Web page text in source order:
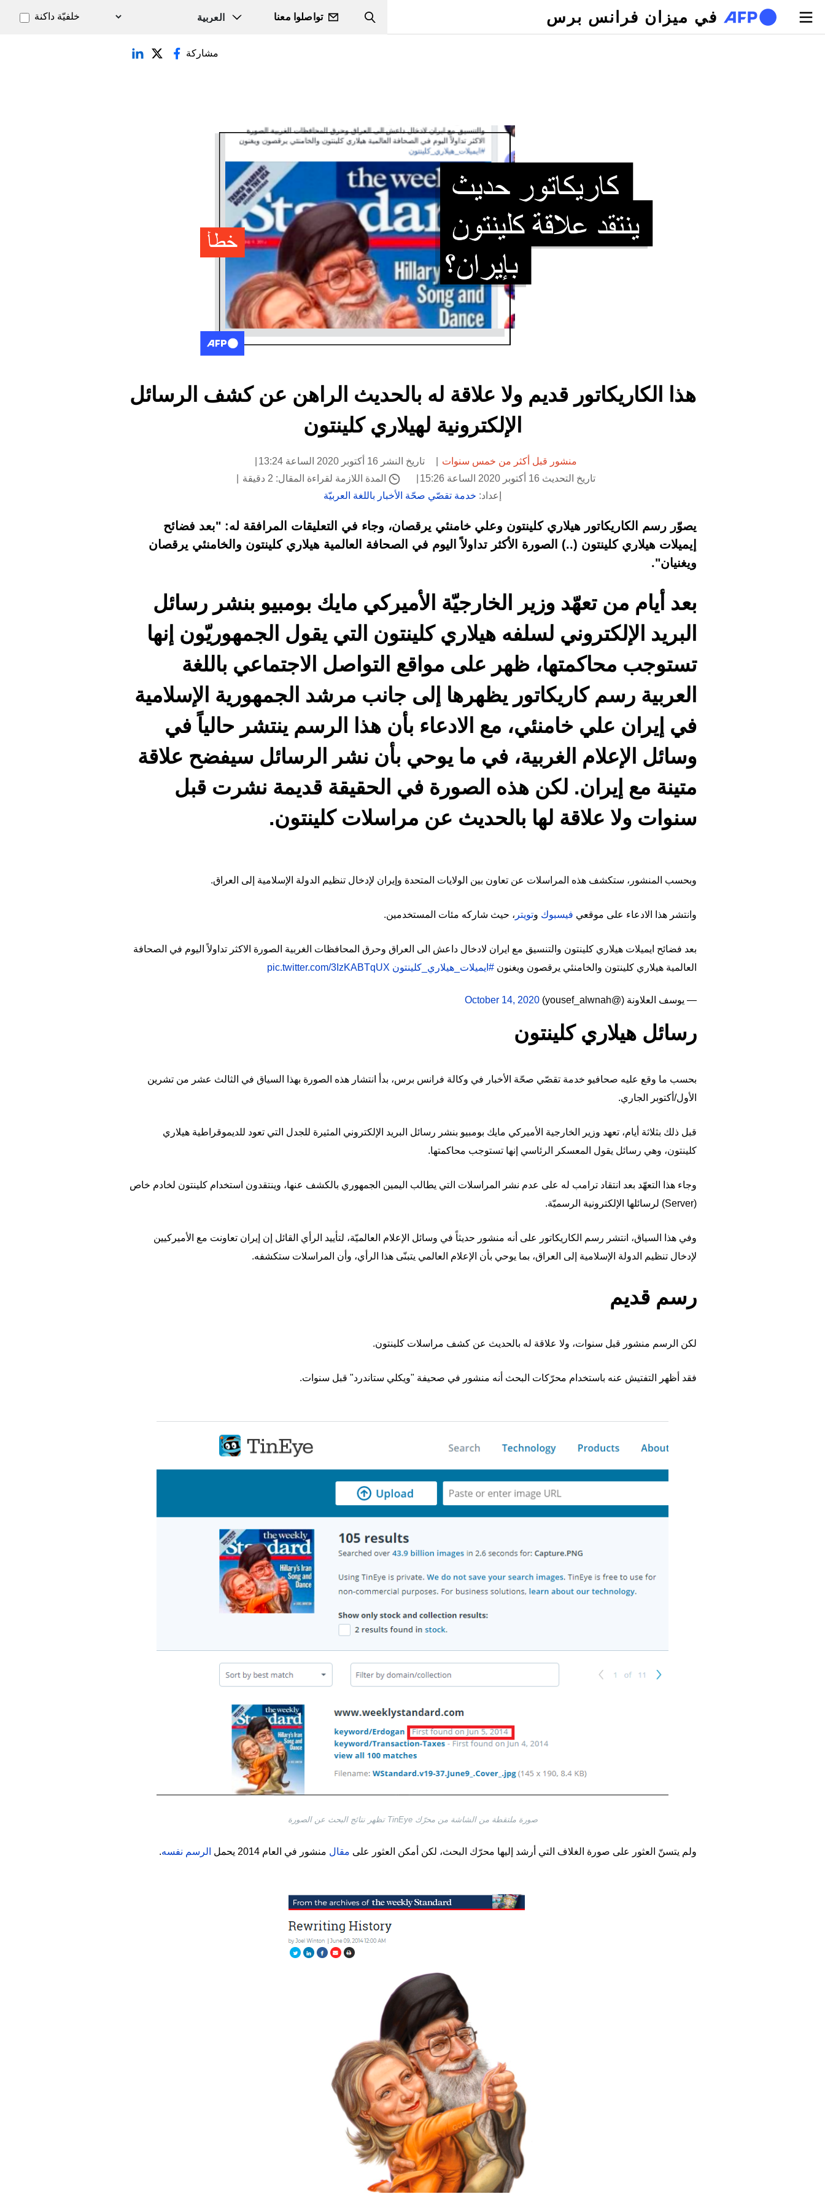
تجاوز إلى المحتوى الرئيسي
في ميزان فرانس برس Search
تواصلوا معنا خلفيّة داكنة
التبويبات الأساسية مشاركة
هذا الكاريكاتور قديم ولا علاقة له بالحديث الراهن عن كشف الرسائل
الإلكترونية لهيلاري كلينتون
منشور قبل أكثر من خمس سنوات
تاريخ النشر 16 أكتوبر 2020 الساعة 13:24
تاريخ التحديث 16 أكتوبر 2020 الساعة 15:26
المدة اللازمة لقراءة المقال: 2 دقيقة
إعداد: خدمة تقصّي صحّة الأخبار باللغة العربيّة
يصوّر رسم الكاريكاتور هيلاري كلينتون وعلي خامنئي يرقصان، وجاء في التعليقات المرافقة له: "بعد فضائح
إيميلات هيلاري كلينتون (..)
الصورة الأكثر تداولاً اليوم في الصحافة العالمية هيلاري كلينتون والخامنئي يرقصان
ويغنيان".
بعد أيام من تعهّد وزير الخارجيّة الأميركي مايك بومبيو بنشر رسائل
البريد الإلكتروني لسلفه هيلاري كلينتون التي يقول الجمهوريّون إنها
تستوجب محاكمتها، ظهر على مواقع التواصل الاجتماعي باللغة
العربية رسم كاريكاتور يظهرها إلى جانب مرشد الجمهورية الإسلامية
في إيران علي خامنئي، مع الادعاء بأن هذا الرسم ينتشر حالياً في
وسائل الإعلام الغربية، في ما يوحي بأن نشر الرسائل سيفضح علاقة
متينة مع إيران. لكن هذه الصورة في الحقيقة قديمة نشرت قبل
سنوات ولا علاقة لها بالحديث عن مراسلات كلينتون.
وبحسب المنشور، ستكشف هذه المراسلات عن تعاون بين الولايات المتحدة وإيران لإدخال تنظيم الدولة الإسلامية إلى العراق.
وانتشر هذا الادعاء على موقعي فيسبوك وتويتر ، حيث شاركه مئات المستخدمين.
بعد فضائح ايميلات هيلاري كلينتون والتنسيق مع ايران لادخال داعش الى العراق وحرق المحافظات الغربية الصورة الاكثر تداولاً اليوم في الصحافة
العالمية هيلاري كلينتون والخامنئي يرقصون ويغنون #ايميلات_هيلاري_كلينتون pic.twitter.com/3IzKABTqUX
— يوسف العلاونة (@yousef_alwnah) October 14, 2020
رسائل هيلاري كلينتون
بحسب ما وقع عليه صحافيو خدمة تقصّي صحّة الأخبار في وكالة فرانس برس، بدأ انتشار هذه الصورة بهذا السياق في الثالث عشر من تشرين
الأول/أكتوبر الجاري.
قبل ذلك بثلاثة أيام، تعهد وزير الخارجية الأميركي مايك بومبيو بنشر رسائل البريد الإلكتروني المثيرة للجدل التي تعود للديموقراطية هيلاري
كلينتون، وهي رسائل يقول المعسكر الرئاسي إنها تستوجب محاكمتها.
وجاء هذا التعهّد بعد انتقاد ترامب له على عدم نشر المراسلات التي يطالب اليمين الجمهوري بالكشف عنها، وينتقدون استخدام كلينتون لخادم خاص
(Server) لرسائلها الإلكترونية الرسميّة.
وفي هذا السياق، انتشر رسم الكاريكاتور على أنه منشور حديثاً في وسائل الإعلام العالميّة، لتأييد الرأي القائل إن إيران تعاونت مع الأميركيين
لإدخال تنظيم الدولة الإسلامية إلى العراق، بما يوحي بأن الإعلام العالمي يتبنّى هذا الرأي، وأن المراسلات ستكشفه.
رسم قديم
لكن الرسم منشور قبل سنوات، ولا علاقة له بالحديث عن كشف مراسلات كلينتون.
فقد أظهر التفتيش عنه باستخدام محرّكات البحث أنه منشور في صحيفة "ويكلي ستاندرد" قبل سنوات.
صورة ملتقطة من الشاشة من محرّك TinEye تظهر نتائج البحث عن الصورة
ولم يتسنّ العثور على صورة الغلاف التي أرشد إليها محرّك البحث، لكن أمكن العثور على مقال منشور في العام 2014 يحمل الرسم نفسه.